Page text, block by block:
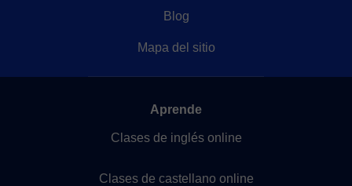
Blog
Mapa del sitio
Aprende
Clases de inglés online
Clases de castellano online